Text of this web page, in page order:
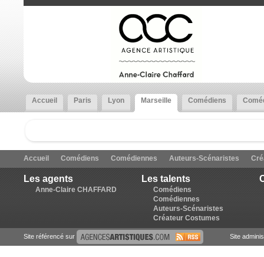
Accueil Paris Lyon Marseille Comédiens
Accueil Comédiens Comédiennes Auteurs-Scénaristes
Les agents
Anne-Claire CHAFFARD
Les talents
Comédiens
Comédiennes
Auteurs-Scénaristes
Créateur Costumes
Site référencé sur Site